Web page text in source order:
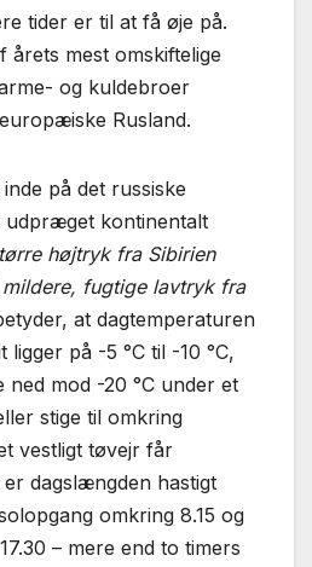
tider er til at få øje på.
årets mest omskiftelige
og kuldebroer
Rusland.
på det russiske
udpræget kontinentalt
højtryk fra Sibirien
mildere, fugtige lavtryk fra
at dagtemperaturen
ligger på -5 °C til -10 °C,
ned mod -20 °C under et
stige til omkring
vestligt tøvejr får
dagslængden hastigt
omkring 8.15 og
– mere end to timers